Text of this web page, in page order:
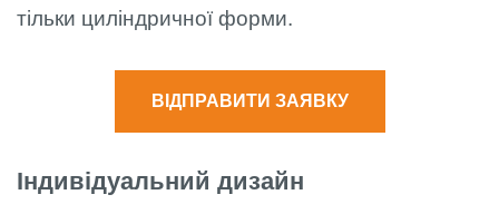
тільки циліндричної форми.
ВІДПРАВИТИ ЗАЯВКУ
Індивідуальний дизайн